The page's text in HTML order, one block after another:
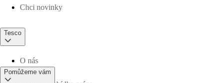
Chci novinky
Tesco
O nás
Pomůžeme vám